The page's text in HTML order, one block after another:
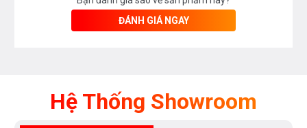
ĐÁNH GIÁ NGAY
Hệ Thống Showroom